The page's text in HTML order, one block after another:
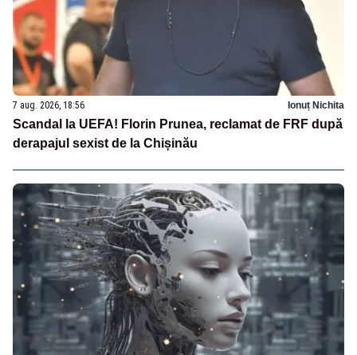
7 aug. 2026, 18:56 Ionuț Nichita
Scandal la UEFA! Florin Prunea, reclamat de FRF după
derapajul sexist de la Chișinău